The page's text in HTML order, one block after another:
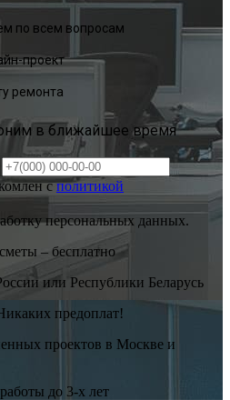
по всем вопросам
проект
ремонта
в ближайшее время
сполитикой
персональных данных.
– бесплатно
или Республики Беларусь
предоплат!
проектов в Москве и
до 3-х лет